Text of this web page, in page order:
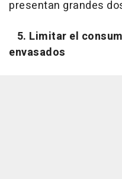
presentan grandes
5. Limitar el
envasados